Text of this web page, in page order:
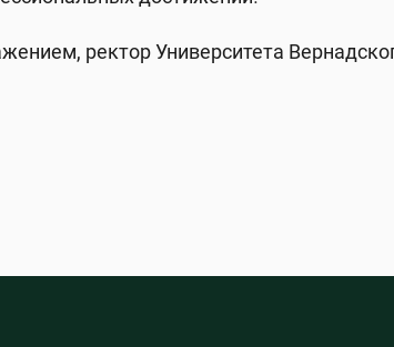
ректор Университета